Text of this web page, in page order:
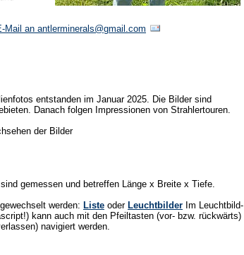
Mail an antlerminerals@gmail.com
entstanden im Januar 2025. Die Bilder sind
Danach folgen Impressionen von Strahlertouren.
der Bilder
gemessen und betreffen Länge x Breite x Tiefe.
werden: Liste oder Leuchtbilder Im Leuchtbild-
kann auch mit den Pfeiltasten (vor- bzw. rückwärts)
navigiert werden.